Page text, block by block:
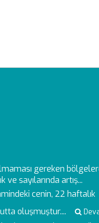
gereken
sayılarında artış...
cenin, 22 haftalık
oluşmuştur....